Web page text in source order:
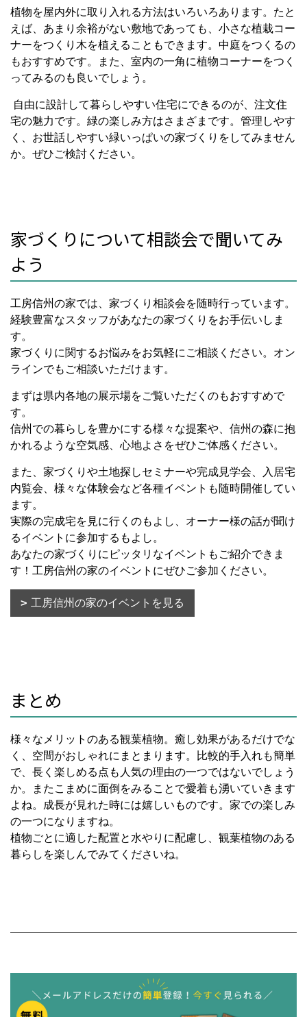
植物を屋内外に取り入れる方法はいろいろあります。たと
えば、あまり余裕がない敷地であっても、小さな植栽コー
ナーをつくり木を植えることもできます。中庭をつくるの
もおすすめです。また、室内の一角に植物コーナーをつく
ってみるのも良いでしょう。
自由に設計して暮らしやすい住宅にできるのが、注文住
宅の魅力です。緑の楽しみ方はさまざまです。管理しやす
く、お世話しやすい緑いっぱいの家づくりをしてみません
か。ぜひご検討ください。
家づくりについて相談会で聞いてみ
よう
工房信州の家では、家づくり相談会を随時行っています。
経験豊富なスタッフがあなたの家づくりをお手伝いしま
す。
家づくりに関するお悩みをお気軽にご相談ください。オン
ラインでもご相談いただけます。
まずは県内各地の展示場をご覧いただくのもおすすめで
す。
信州での暮らしを豊かにする様々な提案や、信州の森に抱
かれるような空気感、心地よさをぜひご体感ください。
また、家づくりや土地探しセミナーや完成見学会、入居宅
内覧会、様々な体験会など各種イベントも随時開催してい
ます。
実際の完成宅を見に行くのもよし、オーナー様の話が聞け
るイベントに参加するもよし。
あなたの家づくりにピッタリなイベントもご紹介できま
す！工房信州の家のイベントにぜひご参加ください。
工房信州の家のイベントを見る
まとめ
様々なメリットのある観葉植物。癒し効果があるだけでな
く、空間がおしゃれにまとまります。比較的手入れも簡単
で、長く楽しめる点も人気の理由の一つではないでしょう
か。またこまめに面倒をみることで愛着も湧いていきます
よね。成長が見れた時には嬉しいものです。家での楽しみ
の一つになりますね。
植物ごとに適した配置と水やりに配慮し、観葉植物のある
暮らしを楽しんでみてくださいね。